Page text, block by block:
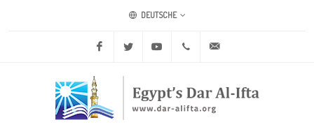
DEUTSCHE
Facebook Twitter Youtube +20 2 25970400